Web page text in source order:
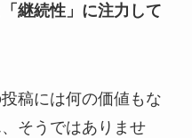
継続性」に注力して
稿には何の価値もな
そうではありませ